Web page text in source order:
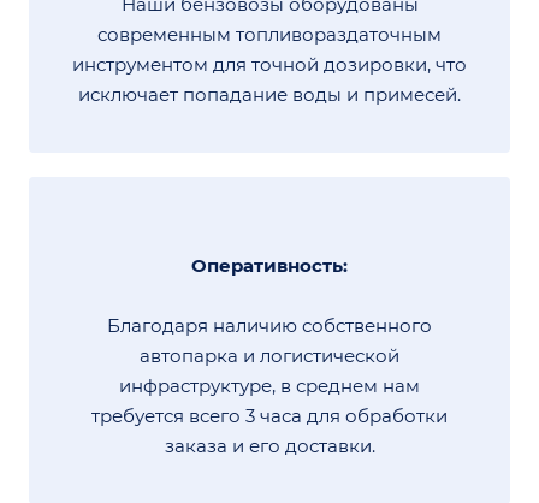
современным топливораздаточным
инструментом для точной дозировки, что
исключает попадание воды и примесей.
Оперативность:
Благодаря наличию собственного
автопарка и логистической
инфраструктуре, в среднем нам
требуется всего 3 часа для обработки
заказа и его доставки.